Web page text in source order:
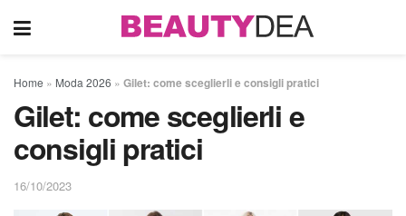
Home » Moda 2026 » Gilet: come sceglierli e consigli pratici
Gilet: come sceglierli e
consigli pratici
16/10/2023